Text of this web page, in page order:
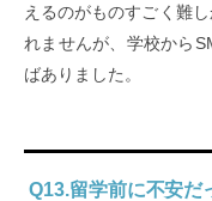
えるのがものすごく難
れませんが、学校から
ばありました。
Q13.留学前に不安だ